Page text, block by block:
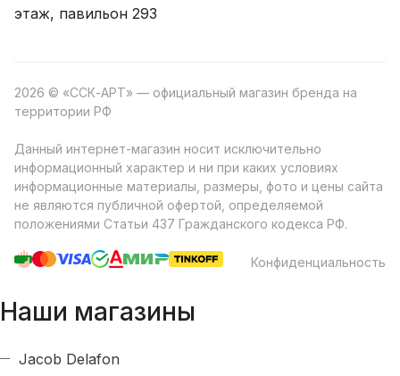
этаж, павильон 293
2026 © «ССК-АРТ» — официальный магазин бренда на
территории РФ
Данный интернет-магазин носит исключительно
информационный характер и ни при каких условиях
информационные материалы, размеры, фото и цены сайта
не являются публичной офертой, определяемой
положениями Статьи 437 Гражданского кодекса РФ.
Конфиденциальность
Наши магазины
Jacob Delafon